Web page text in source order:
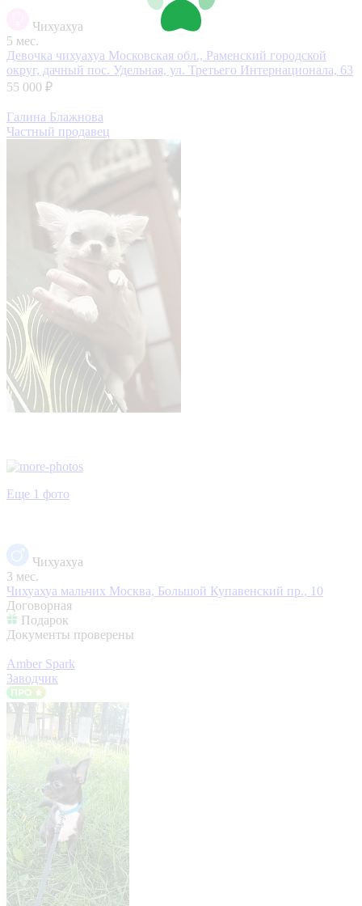
Чихуахуа
5 мес.
Девочка чихуахуа Московская обл., Раменский городской
округ, дачный пос. Удельная, ул. Третьего Интернационала, 63
55 000 ₽
Галина Блажнова
Частный продавец
Еще 1 фото
Чихуахуа
3 мес.
Чихуахуа мальчих Москва, Большой Купавенский пр., 10
Договорная
Подарок
Документы проверены
Amber Spark
Заводчик